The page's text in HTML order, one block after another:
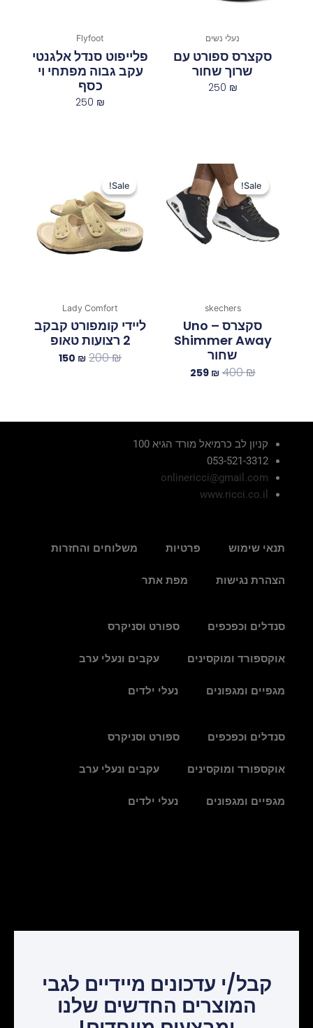
נעלי נשים
סקצרס ספורט עם
שרוך שחור
250 ₪
Flyfoot
פלייפוט סנדל אלגנטי
עקב גבוה מפתחי וי
כסף
250 ₪
Sale!
Sale!
skechers
סקצרס Uno –
Shimmer Away
שחור
400₪
המחיר
המקורי
היה:
400 ₪.
259 ₪
הנוכחי
הוא:
259 ₪.
Sale!
Sale!
Lady Comfort
ליידי קומפורט קבקב
2 רצועות טאופ
200₪
היה:
200 ₪.
150 ₪
150 ₪.
קניון לב כרמיאל מורד הגיא 100
053-521-3312
onlinericci@gmail.com
www.ricci.co.il
תנאי שימוש פרטיות משלוחים והחזרות
הצהרת נגישות מפת אתר
סנדלים וכפכפים ספורט וסניקרס
אוקספורד ומוקסינים עקבים ונעלי ערב
מגפיים ומגפונים נעלי ילדים
סנדלים וכפכפים ספורט וסניקרס
אוקספורד ומוקסינים עקבים ונעלי ערב
מגפיים ומגפונים נעלי ילדים
קבל/י עדכונים מיידיים לגבי
המוצרים החדשים שלנו